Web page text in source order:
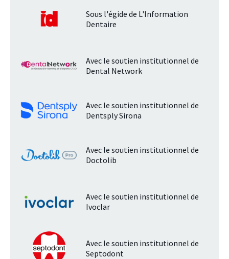
Sous l'égide de L'Information
Dentaire
Avec le soutien institutionnel de
Dental Network
Avec le soutien institutionnel de
Dentsply Sirona
Avec le soutien institutionnel de
Doctolib
Avec le soutien institutionnel de
Ivoclar
Avec le soutien institutionnel de
Septodont